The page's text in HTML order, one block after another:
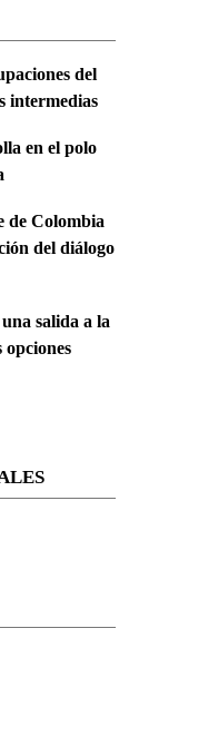
del
intermedias
en el polo
de Colombia
del diálogo
salida a la